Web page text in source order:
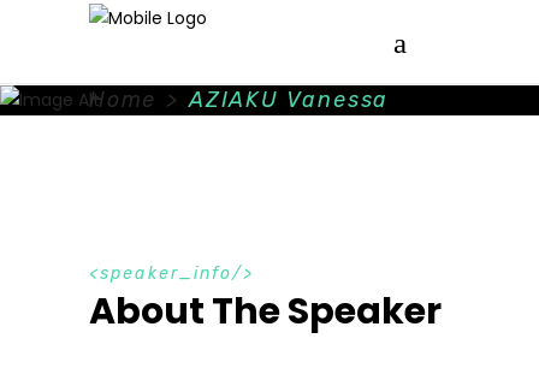
Home > AZIAKU Vanessa
speaker_info
About The Speaker